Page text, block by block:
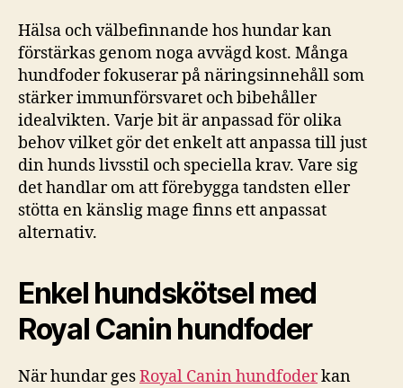
Hälsa och välbefinnande hos hundar kan
förstärkas genom noga avvägd kost. Många
hundfoder fokuserar på näringsinnehåll som
stärker immunförsvaret och bibehåller
idealvikten. Varje bit är anpassad för olika
behov vilket gör det enkelt att anpassa till just
din hunds livsstil och speciella krav. Vare sig
det handlar om att förebygga tandsten eller
stötta en känslig mage finns ett anpassat
alternativ.
Enkel hundskötsel med
Royal Canin hundfoder
När hundar gesRoyal Canin hundfoderkan